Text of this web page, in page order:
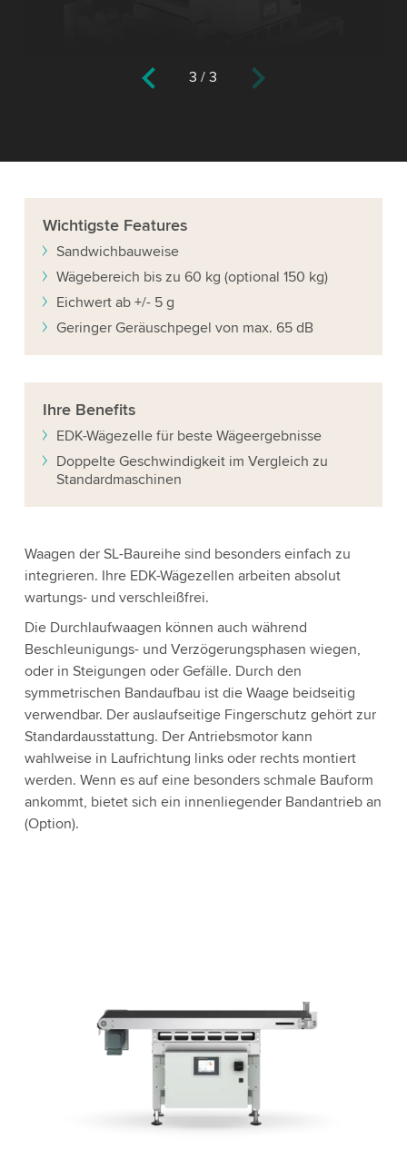
3 /3
Wichtigste Features
Sandwichbauweise
Wägebereich bis zu 60 kg (optional 150 kg)
Eichwert ab +/- 5 g
Geringer Geräuschpegel von max. 65 dB
Ihre Benefits
EDK-Wägezelle für beste Wägeergebnisse
Doppelte Geschwindigkeit im Vergleich zu
Standardmaschinen
Waagen der SL-Baureihe sind besonders einfach zu
integrieren. Ihre EDK-Wägezellen arbeiten absolut
wartungs- und verschleißfrei.
Die Durchlaufwaagen können auch während
Beschleunigungs- und Verzögerungsphasen wiegen,
oder in Steigungen oder Gefälle. Durch den
symmetrischen Bandaufbau ist die Waage beidseitig
verwendbar. Der auslaufseitige Fingerschutz gehört zur
Standardausstattung. Der Antriebsmotor kann
wahlweise in Laufrichtung links oder rechts montiert
werden. Wenn es auf eine besonders schmale Bauform
ankommt, bietet sich ein innenliegender Bandantrieb an
(Option).